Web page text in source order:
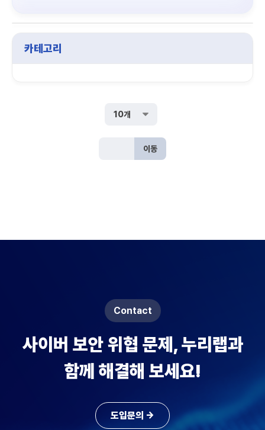
카테고리
이동
Contact
사이버 보안 위협 문제, 누리랩과
함께 해결해 보세요!
도입문의 →